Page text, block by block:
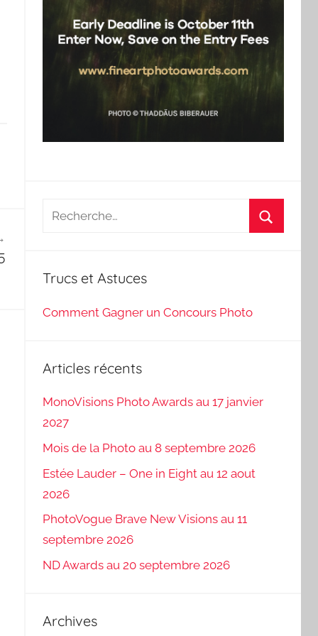
Recherche
Trucs et Astuces
Comment Gagner un Concours Photo
Articles récents
MonoVisions Photo Awards au 17 janvier
2027
Mois de la Photo au 8 septembre 2026
Estée Lauder – One in Eight au 12 aout
2026
PhotoVogue Brave New Visions au 11
septembre 2026
ND Awards au 20 septembre 2026
Archives